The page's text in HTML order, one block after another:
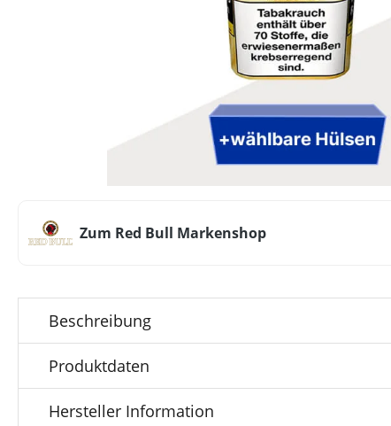
Zum Red Bull Markenshop
Beschreibung
Produktdaten
Hersteller Information